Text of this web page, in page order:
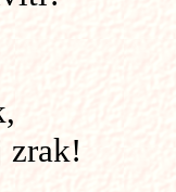
zrak!